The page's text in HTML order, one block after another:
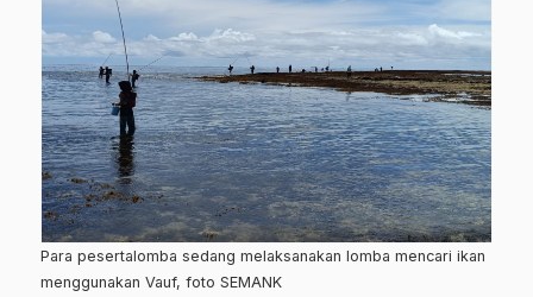
Para pesertalomba sedang melaksanakan lomba mencari ikan
menggunakan Vauf, foto SEMANK